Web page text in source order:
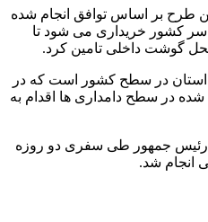
طرح بر اساس توافق انجام شده
کشور خریداری می شود تا
محل گوشت داخلی تامین کرد.
در سطح کشور است که در
شده در سطح دامداری ها اقدام به
رئیس جمهور طی سفری دو روزه
انجام شد.